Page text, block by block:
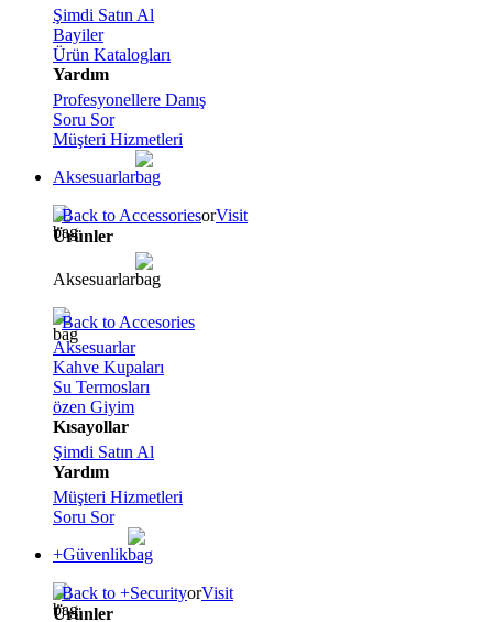
Şimdi Satın Al
Bayiler
Ürün Katalogları
Yardım
Profesyonellere Danış
Soru Sor
Müşteri Hizmetleri
Aksesuarlar
Back to AccessoriesorVisit
Ürünler
Aksesuarlar
Back to Accesories
Aksesuarlar
Kahve Kupaları
Su Termosları
özen Giyim
Kısayollar
Şimdi Satın Al
Yardım
Müşteri Hizmetleri
Soru Sor
+Güvenlik
Back to +SecurityorVisit
Ürünler